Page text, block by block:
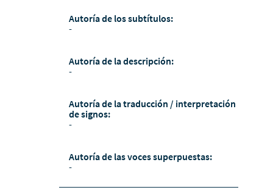
Autoría de los subtítulos:
-
Autoría de la descripción:
-
Autoría de la traducción / interpretación
de signos:
-
Autoría de las voces superpuestas:
-